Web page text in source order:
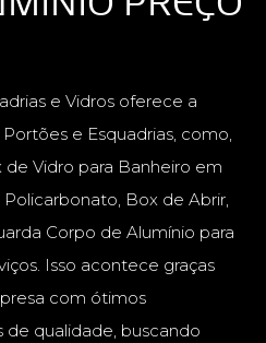
e Vidros oferece a
e Esquadrias, como,
Vidro para Banheiro em
Box de Abrir,
Corpo de Alumínio para
Isso acontece graças
com ótimos
de qualidade, buscando